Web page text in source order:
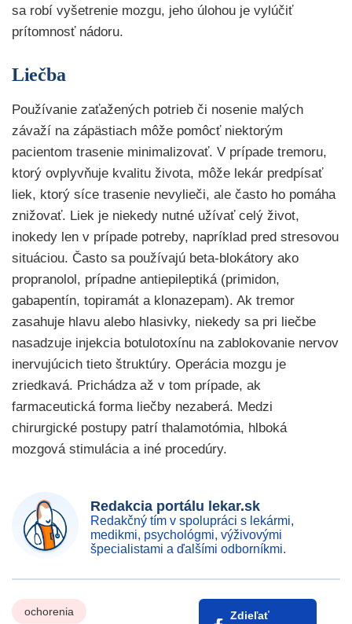
sa robí vyšetrenie mozgu, jeho úlohou je vylúčiť
prítomnosť nádoru.
Liečba
Používanie zaťažených potrieb či nosenie malých
závaží na zápästiach môže pomôcť niektorým
pacientom trasenie minimalizovať. V prípade tremoru,
ktorý ovplyvňuje kvalitu života, môže lekár predpísať
liek, ktorý síce trasenie nevylieči, ale často ho pomáha
znižovať. Liek je niekedy nutné užívať celý život,
inokedy len v prípade potreby, napríklad pred stresovou
situáciou. Často sa používajú beta-blokátory ako
propranolol, prípadne antiepileptiká (primidon,
gabapentín, topiramát a klonazepam). Ak tremor
zasahuje hlavu alebo hlasivky, niekedy sa pri liečbe
nasadzuje injekcia botulotoxínu na zablokovanie nervov
inervujúcich tieto štruktúry. Operácia mozgu je
zriedkavá. Prichádza až v tom prípade, ak
farmaceutická forma liečby nezaberá. Medzi
chirurgické postupy patrí thalamotómia, hlboká
mozgová stimulácia a iné procedúry.
Redakcia portálu lekar.sk
Redakčný tím v spolupráci s lekármi,
medikmi, psychológmi, výživovými
špecialistami a ďalšími odborníkmi.
ochorenia
Zdieľať